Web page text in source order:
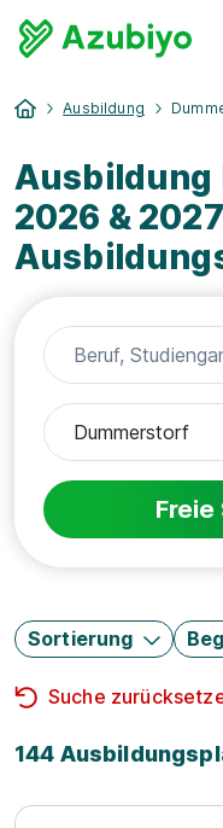
Ausbildung
2026 &
Sortierung
Suche
144